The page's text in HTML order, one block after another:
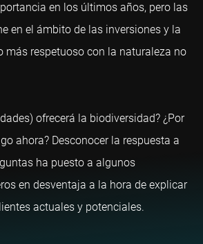
en los últimos años, pero las
en el ámbito de las inversiones y la
más respetuoso con la naturaleza no
ofrecerá la biodiversidad? ¿Por
ahora? Desconocer la respuesta a
ha puesto a algunos
en desventaja a la hora de explicar
actuales y potenciales.